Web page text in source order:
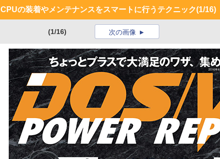
CPUの装着やメンテナンスをスマートに行うテクニック(1/16)
(1/16) 次の画像